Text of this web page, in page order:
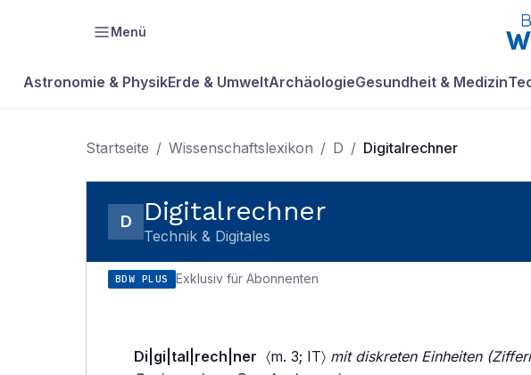
Menü
Astronomie & PhysikErde & UmweltArchäologieGesundheit & Medizin
Startseite / Wissenschaftslexikon / D / Digitalrechner
D Digitalrechner
Technik & Digitales
BDW PLUS Exklusiv für Abonnenten
Di|gi|tal|rech|ner 〈m. 3; IT〉 mit diskreten Einheiten